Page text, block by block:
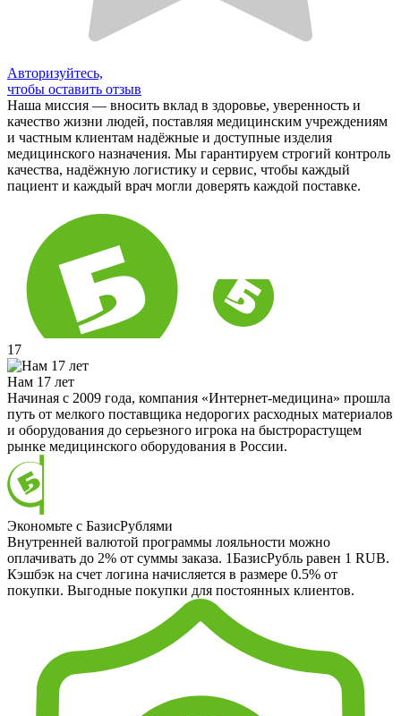
Авторизуйтесь,
чтобы оставить отзыв
Наша миссия — вносить вклад в здоровье, уверенность и
качество жизни людей, поставляя медицинским учреждениям
и частным клиентам надёжные и доступные изделия
медицинского назначения. Мы гарантируем строгий контроль
качества, надёжную логистику и сервис, чтобы каждый
пациент и каждый врач могли доверять каждой поставке.
17
Нам 17 лет
Начиная с 2009 года, компания «Интернет-медицина» прошла
путь от мелкого поставщика недорогих расходных материалов
и оборудования до серьезного игрока на быстрорастущем
рынке медицинского оборудования в России.
Экономьте с БазисРублями
Внутренней валютой программы лояльности можно
оплачивать до 2% от суммы заказа. 1БазисРубль равен 1 RUB.
Кэшбэк на счет логина начисляется в размере 0.5% от
покупки. Выгодные покупки для постоянных клиентов.